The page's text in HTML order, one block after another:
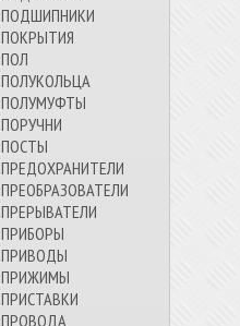
ПОДШИПНИКИ
ПОКРЫТИЯ
ПОЛ
ПОЛУКОЛЬЦА
ПОЛУМУФТЫ
ПОРУЧНИ
ПОСТЫ
ПРЕДОХРАНИТЕЛИ
ПРЕОБРАЗОВАТЕЛИ
ПРЕРЫВАТЕЛИ
ПРИБОРЫ
ПРИВОДЫ
ПРИЖИМЫ
ПРИСТАВКИ
ПРОВОДА